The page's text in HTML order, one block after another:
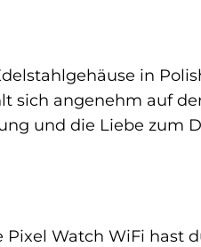
in
sich angenehm auf
und die Liebe zum
Pixel Watch WiFi hast